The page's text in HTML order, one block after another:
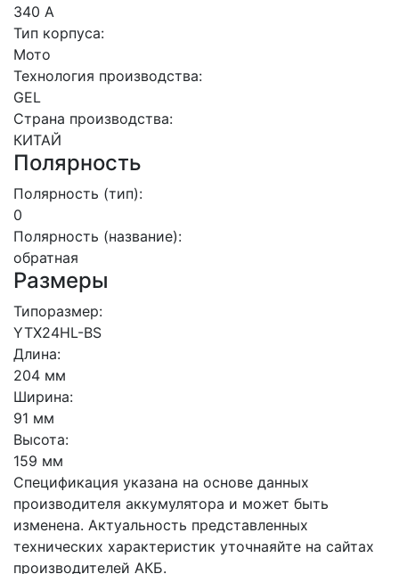
340 А
Тип корпуса:
Мото
Технология производства:
GEL
Страна производства:
КИТАЙ
Полярность
Полярность (тип):
0
Полярность (название):
обратная
Размеры
Типоразмер:
YTX24HL-BS
Длина:
204 мм
Ширина:
91 мм
Высота:
159 мм
Спецификация указана на основе данных
производителя аккумулятора и может быть
изменена. Актуальность представленных
технических характеристик уточнаяйте на сайтах
производителей АКБ.